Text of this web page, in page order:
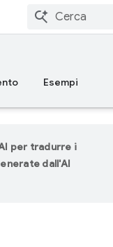
Esempi
per tradurre i
dall'AI